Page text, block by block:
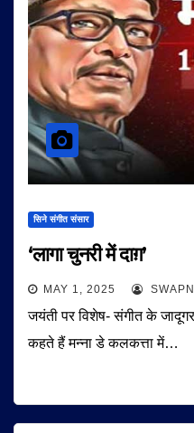
सिने संगीत संसार
‘लागा चुनरी में दाग़’
MAY 1, 2025
जयंती पर विशेष- संगीत के जादूगर
कहते हैं मन्ना डे कलकत्ता में…